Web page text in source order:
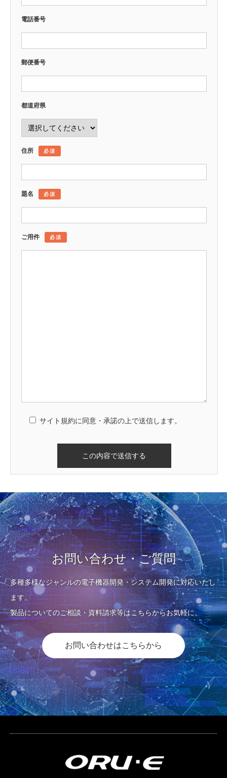
電話番号
郵便番号
都道府県
住所 必須
題名 必須
ご用件 必須
サイト規約に同意・承諾の上で送信します。
お問い合わせ・ご質問
多種多様なジャンルの電子機器開発・システム開発に対応いたし
ます。
製品についてのご相談・資料請求等はこちらからお気軽に。
お問い合わせはこちらから